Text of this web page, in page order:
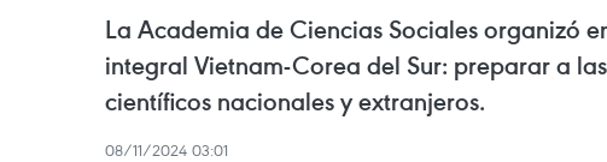
La Academia de Ciencias Sociales organizó
integral Vietnam-Corea del Sur: preparar a
científicos nacionales y extranjeros.
08/11/2024 03:01